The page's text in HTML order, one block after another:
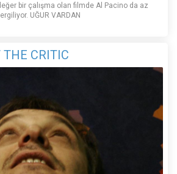
bir çalışma olan filmde Al Pacino da az
UĞUR VARDAN
THE CRITIC